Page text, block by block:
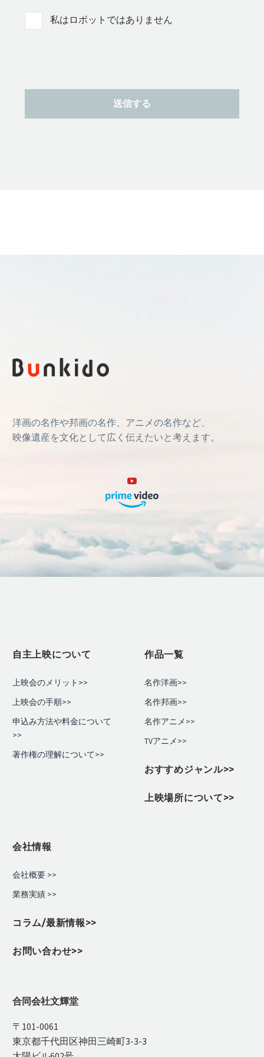
私はロボットではありません
洋画の名作や邦画の名作、アニメの名作など、
映像遺産を文化として広く伝えたいと考えます。
自主上映について
上映会のメリット>>
上映会の手順>>
申込み方法や料金について
>>
著作権の理解について>>
作品一覧
名作洋画>>
名作邦画>>
名作アニメ>>
TVアニメ>>
おすすめジャンル>>
上映場所について>>
会社情報
会社概要 >>
業務実績 >>
コラム/最新情報>>
お問い合わせ>>
合同会社文輝堂
〒101-0061
東京都千代田区神田三崎町3-3-3